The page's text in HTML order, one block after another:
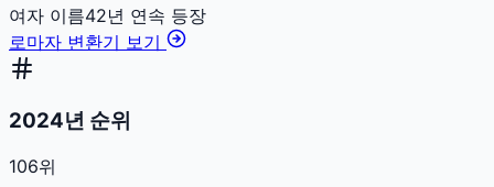
여자 이름42년 연속 등장
로마자 변환기 보기
2024년 순위
106위